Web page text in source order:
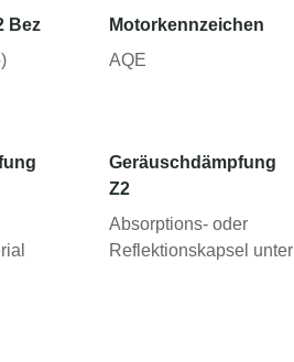
Bez
Motorkennzeichen
AQE
Geräuschdämpfung
Z2
Absorptions- oder
Reflektionskapsel unter